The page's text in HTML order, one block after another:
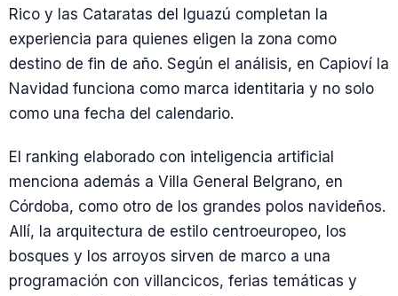
Rico y las Cataratas del Iguazú completan la
experiencia para quienes eligen la zona como
destino de fin de año. Según el análisis, en Capioví la
Navidad funciona como marca identitaria y no solo
como una fecha del calendario.
El ranking elaborado con inteligencia artificial
menciona además a Villa General Belgrano, en
Córdoba, como otro de los grandes polos navideños.
Allí, la arquitectura de estilo centroeuropeo, los
bosques y los arroyos sirven de marco a una
programación con villancicos, ferias temáticas y